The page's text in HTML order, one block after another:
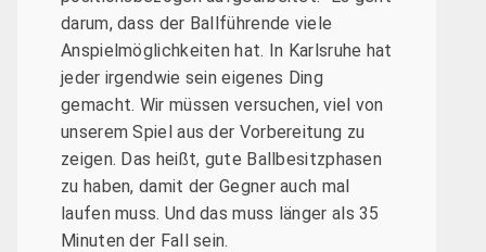
darum, dass der Ballführende viele
Anspielmöglichkeiten hat. In Karlsruhe hat
jeder irgendwie sein eigenes Ding
gemacht. Wir müssen versuchen, viel von
unserem Spiel aus der Vorbereitung zu
zeigen. Das heißt, gute Ballbesitzphasen
zu haben, damit der Gegner auch mal
laufen muss. Und das muss länger als 35
Minuten der Fall sein.